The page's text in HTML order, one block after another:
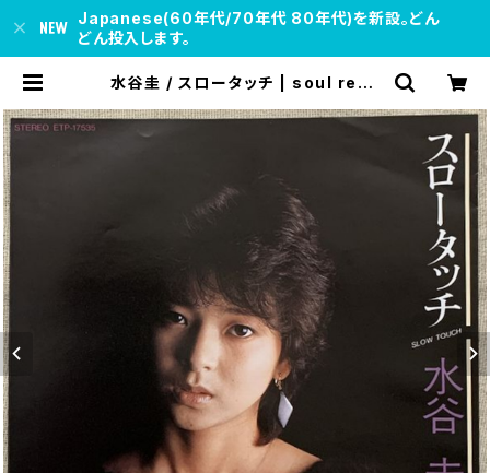
Japanese(60年代/70年代 80年代)を新設。どん
どん投入します。
水谷圭 / スロータッチ | soul resp